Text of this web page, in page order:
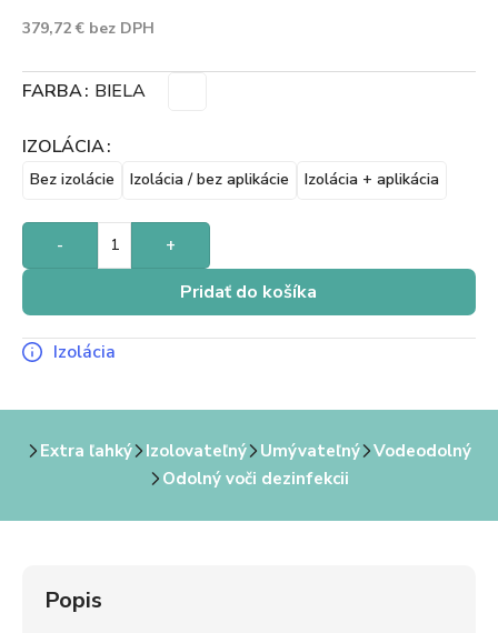
379,72€ bez DPH
FARBA BIELA
IZOLÁCIA
Bez izolácie Izolácia / bez aplikácie Izolácia + aplikácia
- +
Pridať do košíka
Izolácia
Extra ľahký Izolovateľný Umývateľný
Vodeodolný
Odolný voči dezinfekcii
Popis